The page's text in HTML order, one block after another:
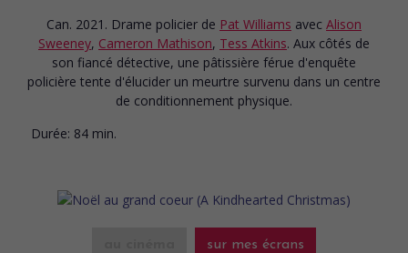
Can. 2021. Drame policier de Pat Williams avec Alison
Sweeney, Cameron Mathison, Tess Atkins. Aux côtés de
son fiancé détective, une pâtissière férue d'enquête
policière tente d'élucider un meurtre survenu dans un centre
de conditionnement physique.
Durée: 84 min.
sur mes écrans